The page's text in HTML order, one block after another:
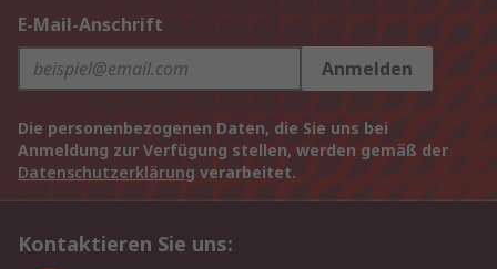
E-Mail-Anschrift
Anmelden
Die personenbezogenen Daten, die Sie uns bei
Anmeldung zur Verfügung stellen, werden gemäß der
Datenschutzerklärung verarbeitet.
Kontaktieren Sie uns: